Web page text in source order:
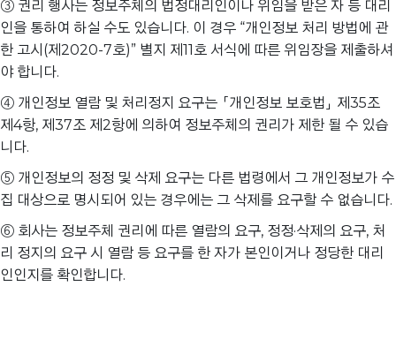
③ 권리 행사는 정보주체의 법정대리인이나 위임을 받은 자 등 대리
인을 통하여 하실 수도 있습니다. 이 경우 “개인정보 처리 방법에 관
한 고시(제2020-7호)” 별지 제11호 서식에 따른 위임장을 제출하셔
야 합니다.
④ 개인정보 열람 및 처리정지 요구는 「개인정보 보호법」 제35조
제4항, 제37조 제2항에 의하여 정보주체의 권리가 제한 될 수 있습
니다.
⑤ 개인정보의 정정 및 삭제 요구는 다른 법령에서 그 개인정보가 수
집 대상으로 명시되어 있는 경우에는 그 삭제를 요구할 수 없습니다.
⑥ 회사는 정보주체 권리에 따른 열람의 요구, 정정·삭제의 요구, 처
리 정지의 요구 시 열람 등 요구를 한 자가 본인이거나 정당한 대리
인인지를 확인합니다.